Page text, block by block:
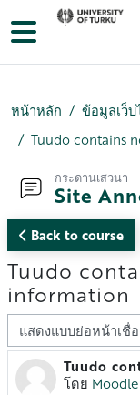
ข้ามไปที่เนื้อหาหลัก
Side panel
หน้าหลัก ข้อมูลเว็
Tuudo contains
กระดานเสวนา
Site
Back to course
Tuudo
information
Display mode
Tuudo
โดย
Number of